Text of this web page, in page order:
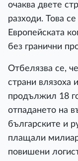
очаква двете
разходи. Това
Европейската
без гранични
Отбелязва се,
страни влязоха
продължил 18
отпадането на
българските и
плащали
повишени